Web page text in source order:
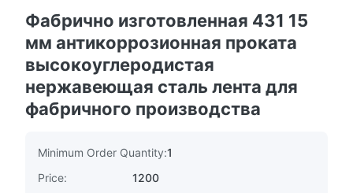
Фабрично изготовленная 431 15
мм антикоррозионная проката
высокоуглеродистая
нержавеющая сталь лента для
фабричного производства
Minimum Order Quantity:1
Price:
1200